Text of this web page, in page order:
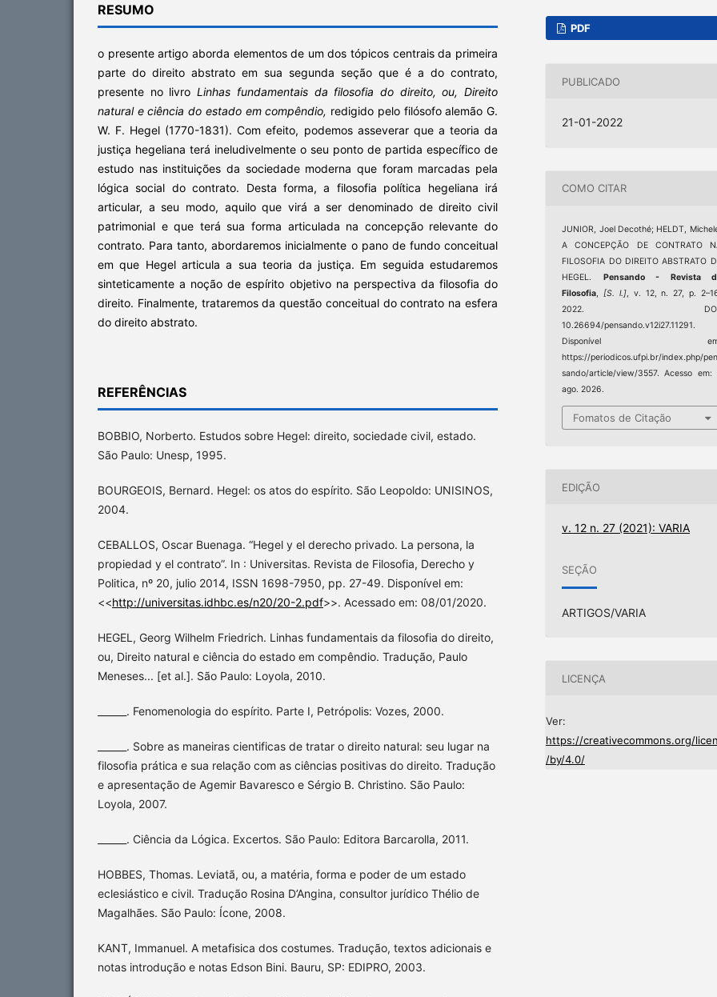
RESUMO
o presente artigo aborda elementos de um dos tópicos centrais da primeira
parte do direito abstrato em sua segunda seção que é a do contrato,
presente no livroLinhas fundamentais da filosofia do direito, ou, Direito
natural e ciência do estado em compêndio, redigido pelo filósofo alemão G.
W. F. Hegel (1770-1831). Com efeito, podemos asseverar que a teoria da
justiça hegeliana terá ineludivelmente o seu ponto de partida específico de
estudo nas instituições da sociedade moderna que foram marcadas pela
lógica social do contrato. Desta forma, a filosofia política hegeliana irá
articular, a seu modo, aquilo que virá a ser denominado de direito civil
patrimonial e que terá sua forma articulada na concepção relevante do
contrato. Para tanto, abordaremos inicialmente o pano de fundo conceitual
em que Hegel articula a sua teoria da justiça. Em seguida estudaremos
sinteticamente a noção de espírito objetivo na perspectiva da filosofia do
direito. Finalmente, trataremos da questão conceitual do contrato na esfera
do direito abstrato.
REFERÊNCIAS
BOBBIO, Norberto. Estudos sobre Hegel: direito, sociedade civil, estado.
São Paulo: Unesp, 1995.
BOURGEOIS, Bernard. Hegel: os atos do espírito. São Leopoldo: UNISINOS,
2004.
CEBALLOS, Oscar Buenaga. “Hegel y el derecho privado. La persona, la
propiedad y el contrato”. In : Universitas. Revista de Filosofia, Derecho y
Politica, nº 20, julio 2014, ISSN 1698-7950, pp. 27-49. Disponível em:
<<http://universitas.idhbc.es/n20/20-2.pdf>>. Acessado em: 08/01/2020.
HEGEL, Georg Wilhelm Friedrich. Linhas fundamentais da filosofia do direito,
ou, Direito natural e ciência do estado em compêndio. Tradução, Paulo
Meneses... [et al.]. São Paulo: Loyola, 2010.
______. Fenomenologia do espírito. Parte I, Petrópolis: Vozes, 2000.
______. Sobre as maneiras cientificas de tratar o direito natural: seu lugar na
filosofia prática e sua relação com as ciências positivas do direito. Tradução
e apresentação de Agemir Bavaresco e Sérgio B. Christino. São Paulo:
Loyola, 2007.
______. Ciência da Lógica. Excertos. São Paulo: Editora Barcarolla, 2011.
HOBBES, Thomas. Leviatã, ou, a matéria, forma e poder de um estado
eclesiástico e civil. Tradução Rosina D’Angina, consultor jurídico Thélio de
Magalhães. São Paulo: Ícone, 2008.
KANT, Immanuel. A metafisica dos costumes. Tradução, textos adicionais e
notas introdução e notas Edson Bini. Bauru, SP: EDIPRO, 2003.
PDF
PUBLICADO
21-01-2022
COMO CITAR
JUNIOR, Joel Decothé; HELDT,
A CONCEPÇÃO DE CONTRATO
FILOSOFIA DO DIREITO ABSTRATO
HEGEL. Pensando - Revista
Filosofia
[S. l.], v. 12, n. 27, p.
2022.
10.26694/pensando.v12i27.11291.
Disponível
https://periodicos.ufpi.br/index.php/
sando/article/view/3557. Acesso em:
ago. 2026.
Fomatos de Citação
EDIÇÃO
v. 12 n. 27 (2021): VARIA
SEÇÃO
ARTIGOS/VARIA
LICENÇA
Ver:
https://creativecommons.org/
/by/4.0/